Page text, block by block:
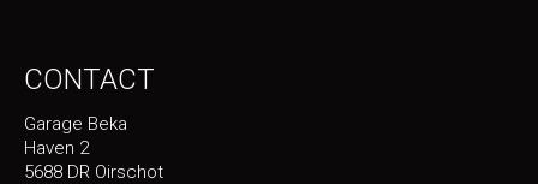
CONTACT
Garage Beka
Haven 2
5688 DR Oirschot